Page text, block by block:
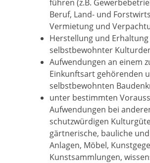
führen (z.B.
Beruf, Land- und
Vermietung und
Herstellung und Erhaltung
selbstbewohnter
Aufwendungen an einem
Einkunftsart gehörenden
selbstbewohnten
unter bestimmten
Aufwendungen bei
schutzwürdigen
gärtnerische, bauliche
Anlagen, Möbel,
Kunstsammlungen,